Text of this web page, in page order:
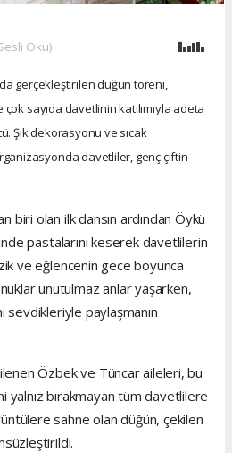
Oku)
gerçekleştirilen düğün töreni,
sayıda davetlinin katılımıyla adeta
Şık dekorasyonu ve sıcak
davetliler, genç çiftin
biri olan ilk dansın ardından Öykü
pastalarını keserek davetlilerin
ve eğlencenin gece boyunca
unutulmaz anlar yaşarken,
sevdikleriyle paylaşmanın
Özbek ve Tüncar aileleri, bu
yalnız bırakmayan tüm davetlilere
sahne olan düğün, çekilen